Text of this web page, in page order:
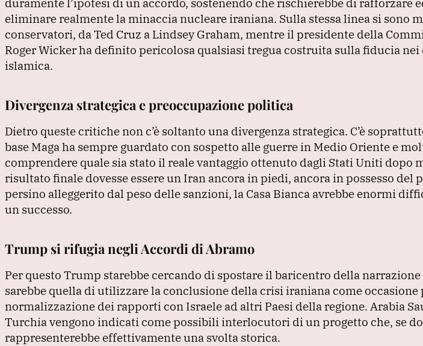
eliminare realmente la minaccia nucleare iraniana. Sulla stessa linea si sono
conservatori, da Ted Cruz a Lindsey Graham, mentre il presidente della
Roger Wicker ha definito pericolosa qualsiasi tregua costruita sulla fiducia
islamica.
Divergenza strategica e preoccupazione politica
Dietro queste critiche non c’è soltanto una divergenza strategica. C’è
base Maga ha sempre guardato con sospetto alle guerre in Medio Oriente e
comprendere quale sia stato il reale vantaggio ottenuto dagli Stati Uniti dopo
risultato finale dovesse essere un Iran ancora in piedi, ancora in possesso del
persino alleggerito dal peso delle sanzioni, la Casa Bianca avrebbe enormi
un successo.
Trump si rifugia negli Accordi di Abramo
Per questo Trump starebbe cercando di spostare il baricentro della
sarebbe quella di utilizzare la conclusione della crisi iraniana come
normalizzazione dei rapporti con Israele ad altri Paesi della regione. Arabia
Turchia vengono indicati come possibili interlocutori di un progetto che, se
rappresenterebbe effettivamente una svolta storica.